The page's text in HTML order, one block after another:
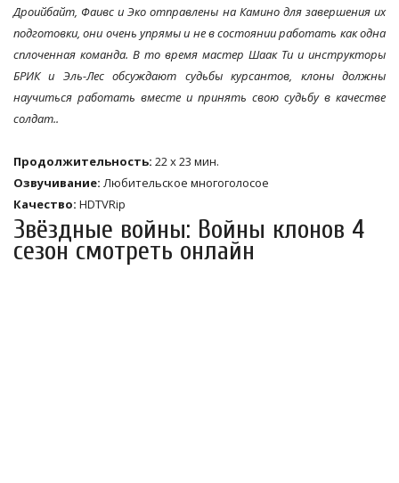
Дроийбайт, Фаивс и Эко отправлены на Камино для завершения их
подготовки, они очень упрямы и не в состоянии работать как одна
сплоченная команда. В то время мастер Шаак Ти и инструкторы
БРИК и Эль-Лес обсуждают судьбы курсантов, клоны должны
научиться работать вместе и принять свою судьбу в качестве
солдат..
Продолжительность: 22 х 23 мин.
Озвучивание: Любительское многоголосое
Качество: HDTVRip
Звёздные войны: Войны клонов 4
сезон смотреть онлайн